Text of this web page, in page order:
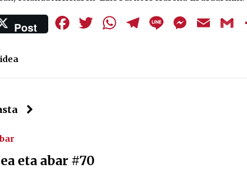
Post Facebook
Twitter
WhatsApp
Telegram
Line
eta abar #70